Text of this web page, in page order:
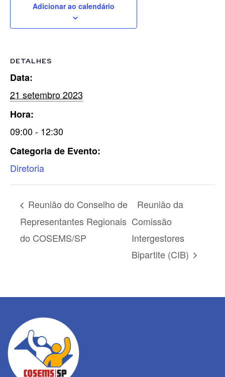
Adicionar ao calendário
DETALHES
Data:
21 setembro 2023
Hora:
09:00 - 12:30
Categoria de Evento:
Diretoria
Reunião do Conselho de
Representantes Regionais
do COSEMS/SP
Reunião da
Comissão
Intergestores
Bipartite (CIB)